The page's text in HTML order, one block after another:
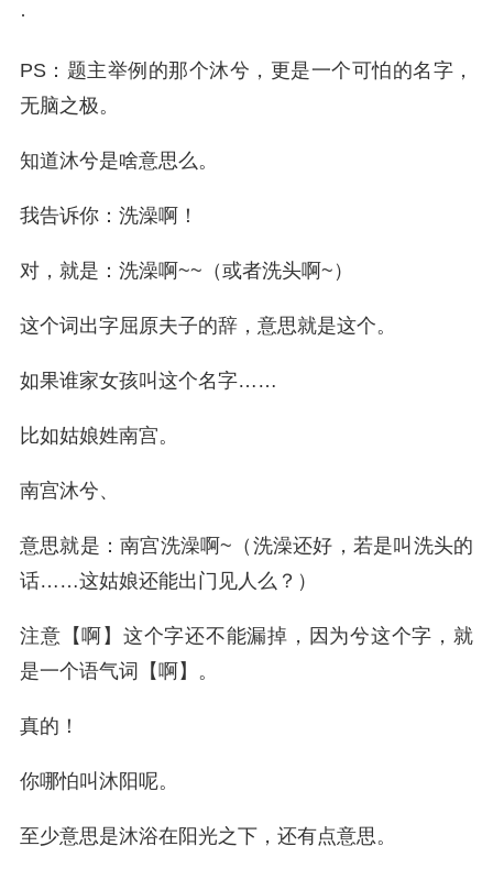
·
PS：题主举例的那个沐兮，更是一个可怕的名字，
无脑之极。
知道沐兮是啥意思么。
我告诉你：洗澡啊！
对，就是：洗澡啊~~（或者洗头啊~）
这个词出字屈原夫子的辞，意思就是这个。
如果谁家女孩叫这个名字……
比如姑娘姓南宫。
南宫沐兮、
意思就是：南宫洗澡啊~（洗澡还好，若是叫洗头的
话……这姑娘还能出门见人么？）
注意【啊】这个字还不能漏掉，因为兮这个字，就
是一个语气词【啊】。
真的！
你哪怕叫沐阳呢。
至少意思是沐浴在阳光之下，还有点意思。